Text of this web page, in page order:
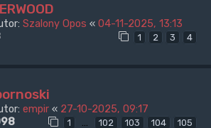
Szalony Opos « 04-11-2025, 13:13
1 2 3 4
empir « 27-10-2025, 09:17
1 … 102 103 104 105